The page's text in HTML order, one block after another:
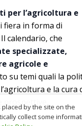
per l’agricoltura e
fiera in forma di
calendario, che
specializzate,
agricole e
su temi quali la
e la cura
by the site on the
collect some